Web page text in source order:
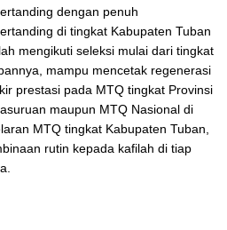
dengan penuh
di tingkat Kabupaten Tuban
mengikuti seleksi mulai dari tingkat
mampu mencetak regenerasi
prestasi pada MTQ tingkat Provinsi
maupun MTQ Nasional di
MTQ tingkat Kabupaten Tuban,
rutin kepada kafilah di tiap